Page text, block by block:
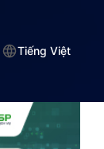
Tiếng Việt